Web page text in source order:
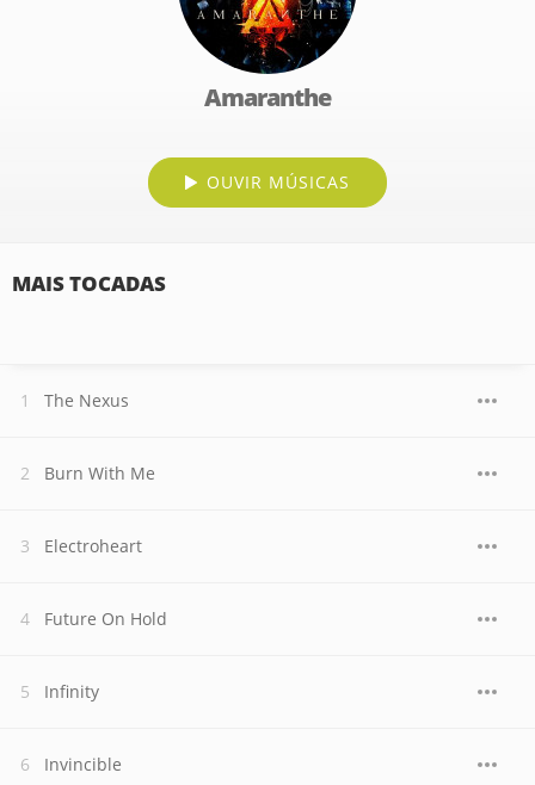
Amaranthe
OUVIR MÚSICAS
MAIS TOCADAS
The Nexus
Burn With Me
Electroheart
Future On Hold
Infinity
Invincible